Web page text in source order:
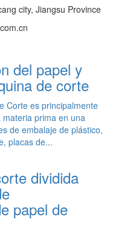
city, Jiangsu Province
del papel y
de corte
Corte es principalmente
prima en una
de embalaje de plástico,
placas de...
dividida
papel de